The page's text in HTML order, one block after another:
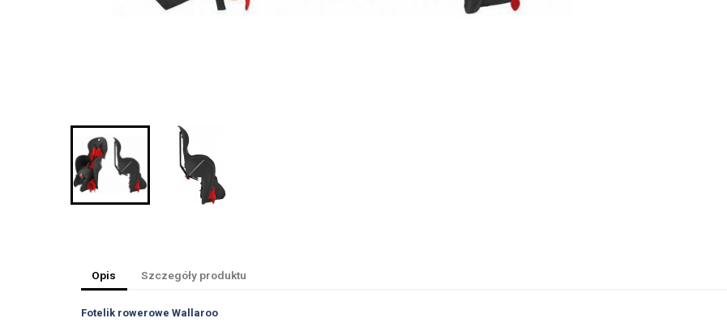
Opis Szczegóły produktu
Fotelik rowerowe Wallaroo